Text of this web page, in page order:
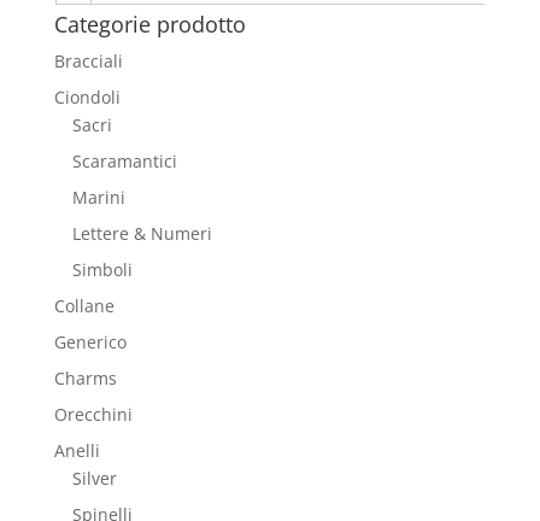
Categorie prodotto
Bracciali
Ciondoli
Sacri
Scaramantici
Marini
Lettere & Numeri
Simboli
Collane
Generico
Charms
Orecchini
Anelli
Silver
Spinelli